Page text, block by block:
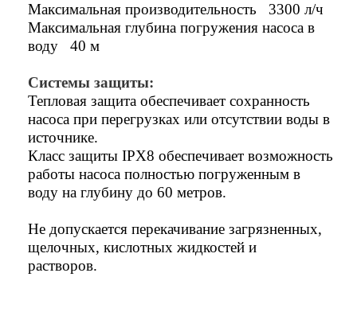
Максимальная производительность 3300 л/ч
Максимальная глубина погружения насоса в
воду 40 м
Системы защиты:
Тепловая защита обеспечивает сохранность
насоса при перегрузках или отсутствии воды в
источнике.
Класс защиты IPX8 обеспечивает возможность
работы насоса полностью погруженным в
воду на глубину до 60 метров.
Не допускается перекачивание загрязненных,
щелочных, кислотных жидкостей и
растворов.